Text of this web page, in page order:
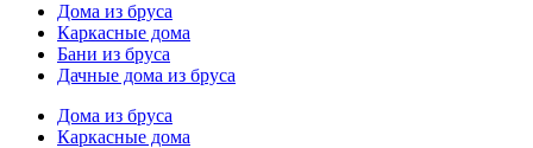
Дома из бруса
Каркасные дома
Бани из бруса
Дачные дома из бруса
Дома из бруса
Каркасные дома